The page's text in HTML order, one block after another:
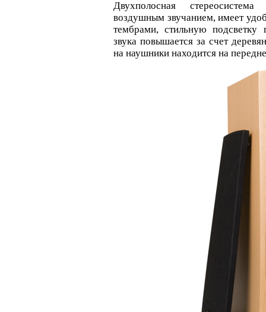
Двухполосная
воздушным звучанием, имеет
тембрами, стильную подсветку
звука повышается за счет
на наушники находится на